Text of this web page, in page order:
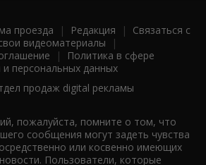
проезда | Редакция | Связаться с
видеоматериалы |
|
Политика в сфере
персональных данных
продаж digital рекламы
пожалуйста, помните о том, что
сообщения могут задеть чувства
или косвенно имеющих
Пользователи, которые